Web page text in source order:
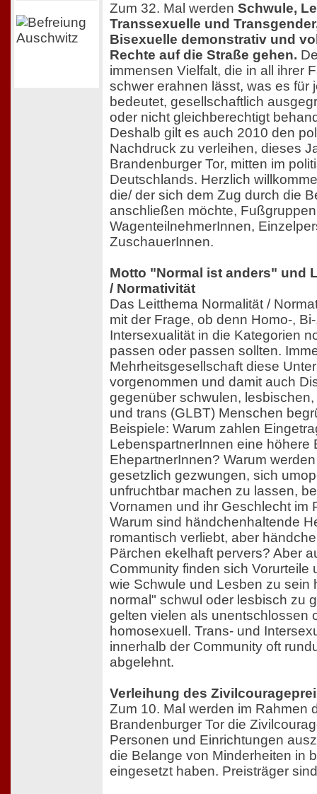
Zum 32. Mal werden Schwule,
Transsexuelle und
Bisexuelle demonstrativ und
Rechte auf die Straße gehen.
immensen Vielfalt, die in all ihrer
schwer erahnen lässt, was es für
bedeutet, gesellschaftlich
oder nicht gleichberechtigt
Deshalb gilt es auch 2010 den
Nachdruck zu verleihen, dieses
Brandenburger Tor, mitten im
Deutschlands. Herzlich
die/ der sich dem Zug durch die
anschließen möchte,
WagenteilnehmerInnen,
ZuschauerInnen.
Motto "Normal ist anders" und
/ Normativität
Das Leitthema Normalität /
mit der Frage, ob denn Homo-,
Intersexualität in die Kategorien
passen oder passen sollten.
Mehrheitsgesellschaft diese
vorgenommen und damit auch
gegenüber schwulen,
und trans (GLBT) Menschen
Beispiele: Warum zahlen
LebenspartnerInnen eine höhere
EhepartnerInnen? Warum
gesetzlich gezwungen, sich
unfruchtbar machen zu lassen,
Vornamen und ihr Geschlecht im
Warum sind händchenhaltende
romantisch verliebt, aber
Pärchen ekelhaft pervers? Aber
Community finden sich Vorurteile
wie Schwule und Lesben zu sein
normal" schwul oder lesbisch zu
gelten vielen als unentschlossen
homosexuell. Trans- und
innerhalb der Community oft
abgelehnt.
Verleihung des
Zum 10. Mal werden im Rahmen
Brandenburger Tor die
Personen und Einrichtungen
die Belange von Minderheiten in
eingesetzt haben. Preisträger